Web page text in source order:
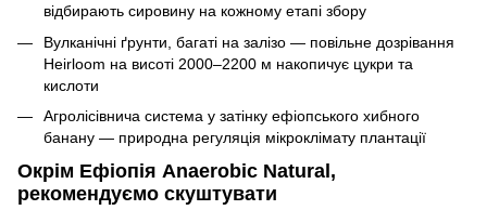
відбирають сировину на кожному етапі збору
Вулканічні ґрунти, багаті на залізо — повільне дозрівання
Heirloom на висоті 2000–2200 м накопичує цукри та
кислоти
Агролісівнича система у затінку ефіопського хибного
банану — природна регуляція мікроклімату плантації
Окрім Ефіопія Anaerobic Natural,
рекомендуємо скуштувати